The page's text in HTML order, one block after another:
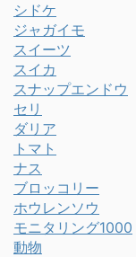
シドケ
ジャガイモ
スイーツ
スイカ
スナップエンドウ
セリ
ダリア
トマト
ナス
ブロッコリー
ホウレンソウ
モニタリング1000
動物